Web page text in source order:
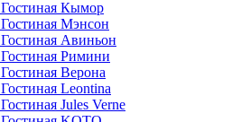
Гостиная Кымор
Гостиная Мэнсон
Гостиная Авиньон
Гостиная Римини
Гостиная Верона
Гостиная Leontina
Гостиная Jules Verne